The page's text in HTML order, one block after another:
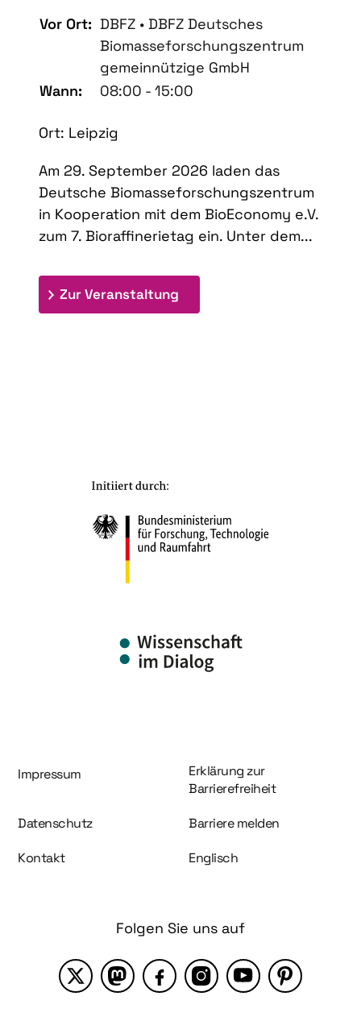
Vor Ort: DBFZ • DBFZ Deutsches
Biomasseforschungszentrum
gemeinnützige GmbH
Wann:
08:00 - 15:00
Ort: Leipzig
Am 29. September 2026 laden das
Deutsche Biomasseforschungszentrum
in Kooperation mit dem BioEconomy e.V.
zum 7. Bioraffinerietag ein. Unter dem...
Zur Veranstaltung
Information und Service
Impressum
Erklärung zur
Barrierefreiheit
Datenschutz Barriere melden
Kontakt Englisch
Folgen Sie uns auf